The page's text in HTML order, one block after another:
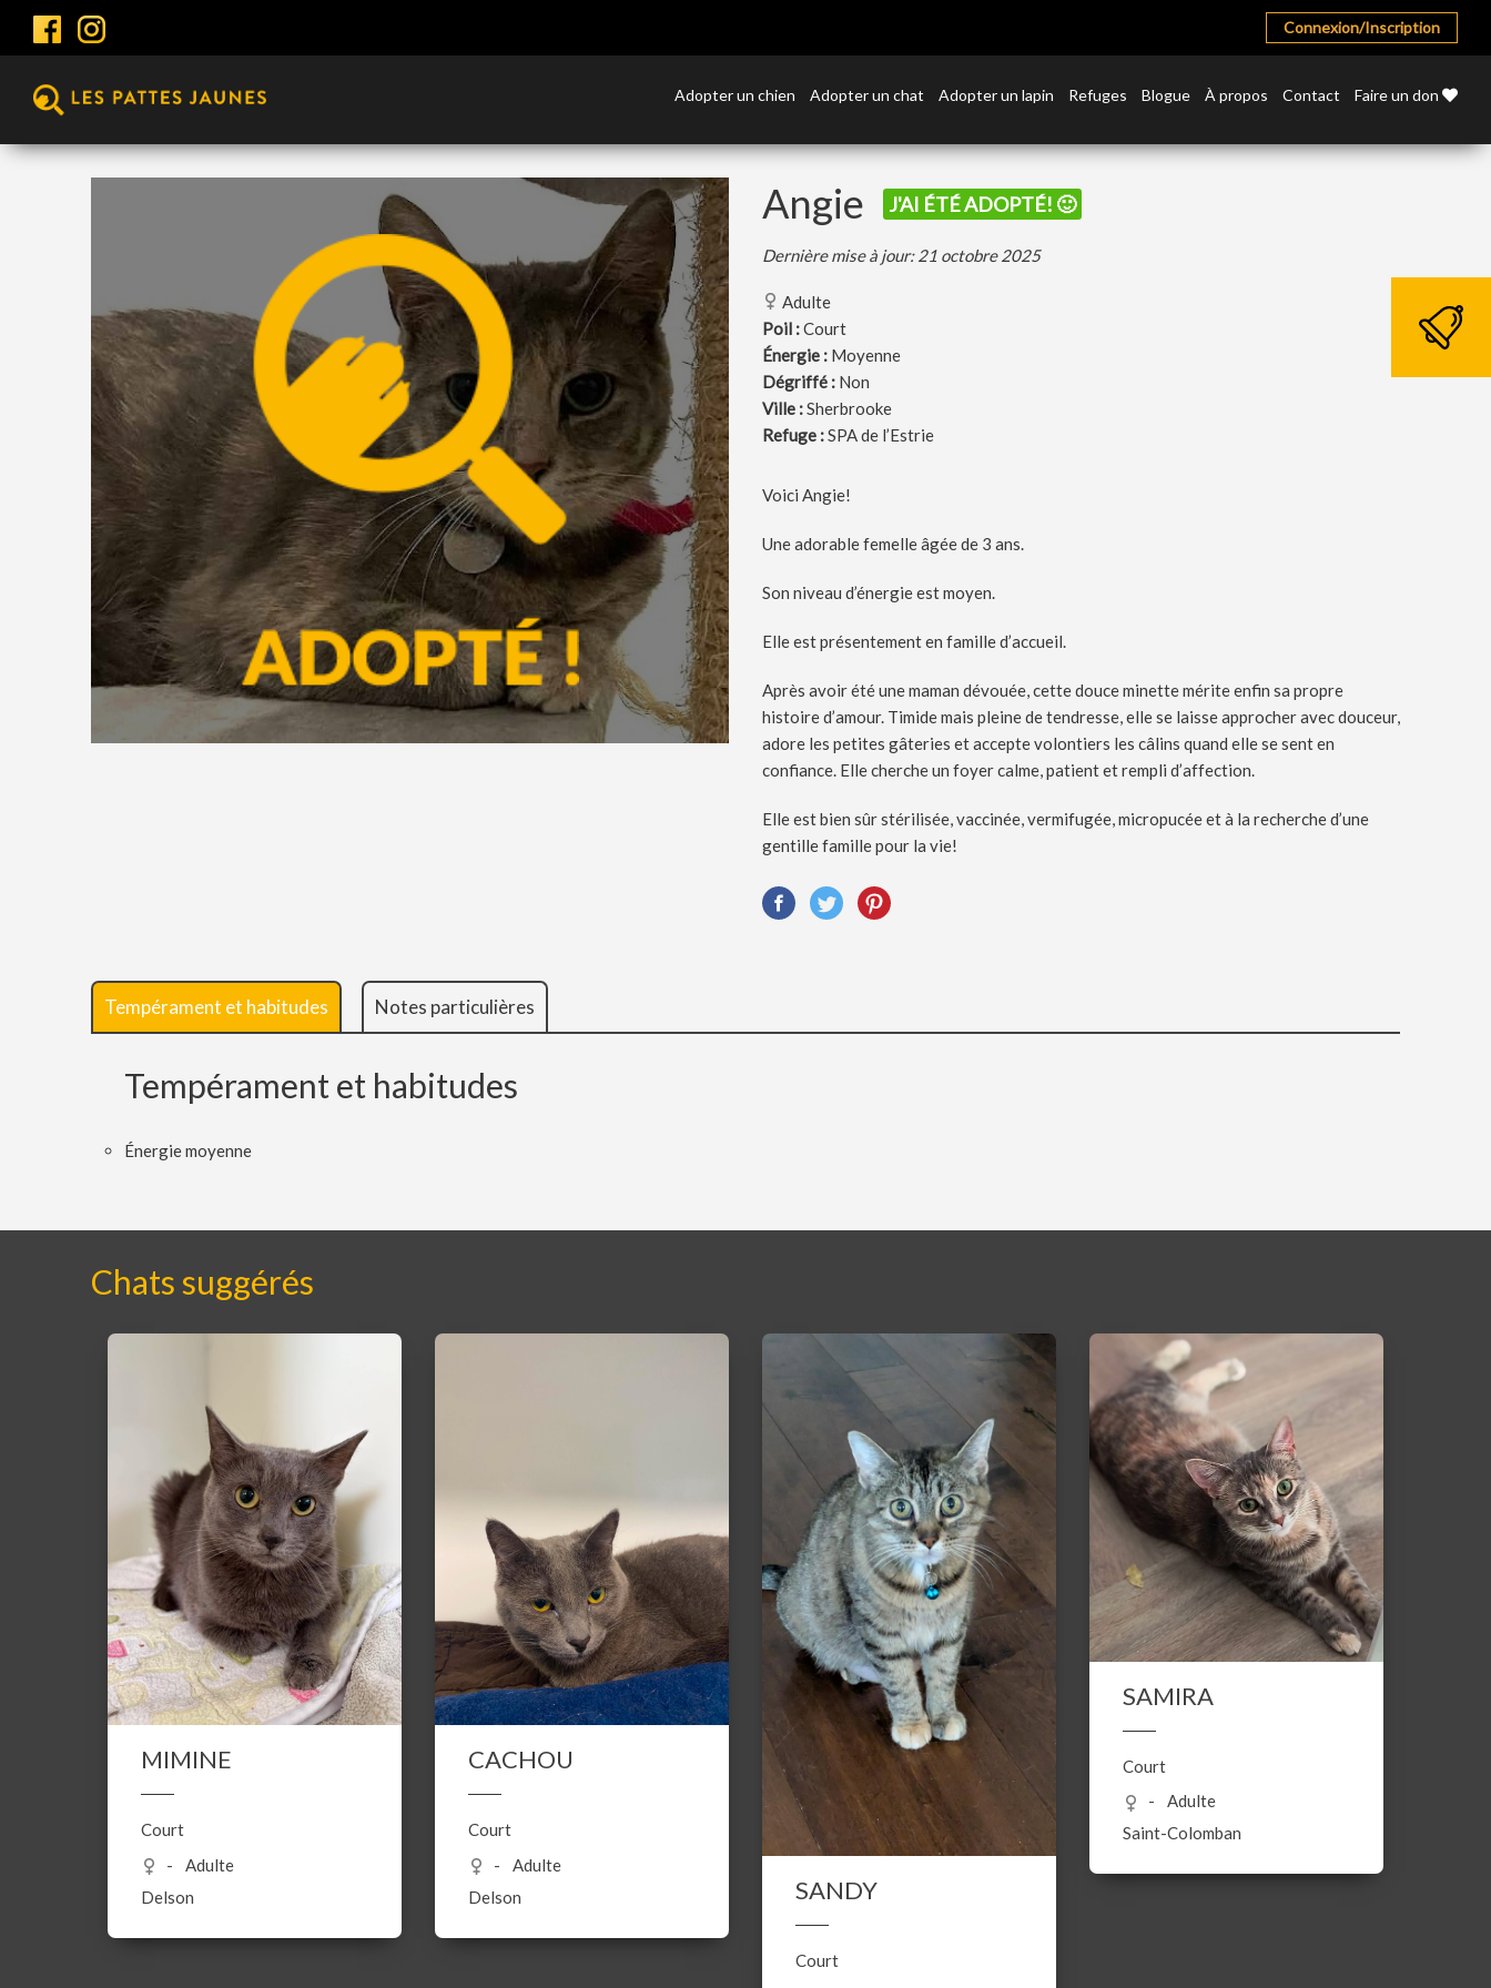
Connexion/Inscription
Adopter un chien Adopter un chat Adopter un lapin Refuges Blogue À propos Contact Faire un don
Angie J'AI ÉTÉ ADOPTÉ! 🙂
Dernière mise à jour: 21 octobre 2025
Adulte
Poil :Court
Énergie : Moyenne
Dégriffé : Non
Ville :Sherbrooke
Refuge :SPA de l’Estrie
Voici Angie!
Une adorable femelle âgée de 3 ans.
Son niveau d’énergie est moyen.
Elle est présentement en famille d’accueil.
Après avoir été une maman dévouée, cette douce minette mérite enfin sa propre
histoire d’amour. Timide mais pleine de tendresse, elle se laisse approcher avec douceur,
adore les petites gâteries et accepte volontiers les câlins quand elle se sent en
confiance. Elle cherche un foyer calme, patient et rempli d’affection.
Elle est bien sûr stérilisée, vaccinée, vermifugée, micropucée et à la recherche d’une
gentille famille pour la vie!
Tempérament et habitudes Notes particulières
Tempérament et habitudes
Énergie moyenne
Chats suggérés
MIMINE
Court
Adulte
Delson
CACHOU
Court
Adulte
Delson
SANDY
Court
SAMIRA
Court
Adulte
Saint-Colomban